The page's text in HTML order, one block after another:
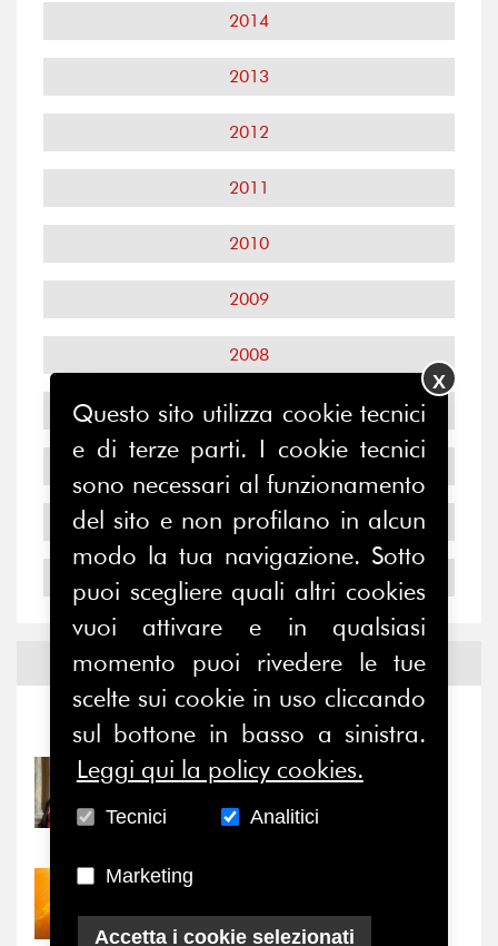
2014
2013
2012
2011
2010
2009
2008
2007
2005
Notizie edEventi
Notizie-
31/07/2026
Prima della pausa estiva,
il valore di...
30/07/2026
Nove anni dopo la
“grande cecità”: la...
Questo sito utilizza cookie tecnici
e di terze parti. I cookie tecnici
sono necessari al funzionamento
del sito e non profilano in alcun
modo la tua navigazione. Sotto
puoi scegliere quali altri cookies
vuoi attivare e in qualsiasi
momento puoi rivedere le tue
scelte sui cookie in uso cliccando
sul bottone in basso a sinistra.
Leggi qui la policy cookies.
Tecnici Analitici
Marketing
Accetta i cookie selezionati
X